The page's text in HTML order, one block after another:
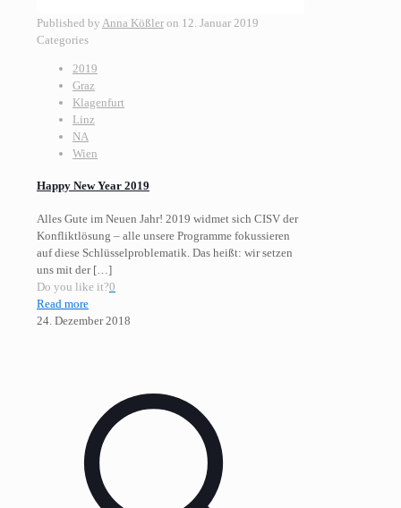
Published by Anna Kößler on 12. Januar 2019
Categories
2019
Graz
Klagenfurt
Linz
NA
Wien
Happy New Year 2019
Alles Gute im Neuen Jahr! 2019 widmet sich CISV der
Konfliktlösung – alle unsere Programme fokussieren
auf diese Schlüsselproblematik. Das heißt: wir setzen
uns mit der[…]
Do you like it?0
Read more
24. Dezember 2018